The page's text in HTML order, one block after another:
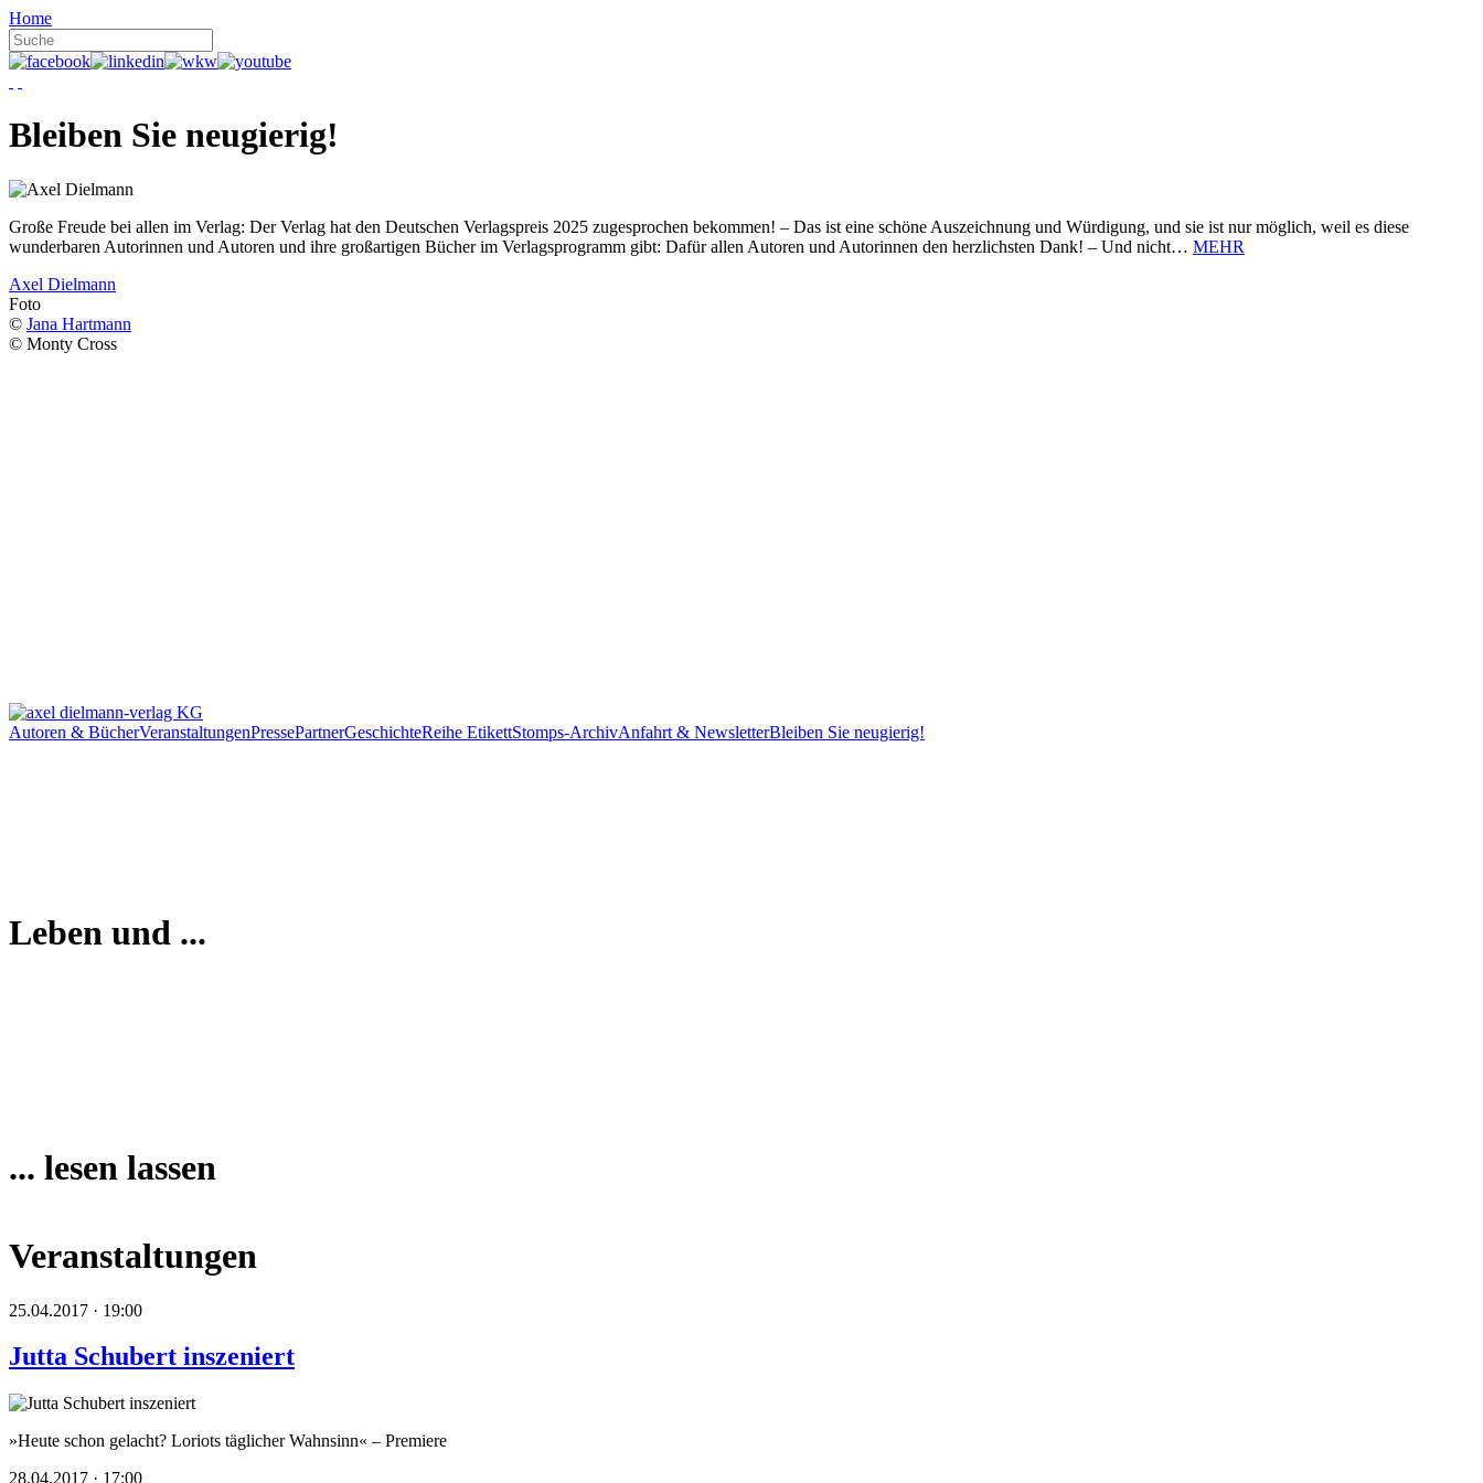
Home
Bleiben Sie neugierig!
Große Freude bei allen im Verlag: Der Verlag hat den Deutschen Verlagspreis 2025 zugesprochen bekommen! – Das ist eine schöne Auszeichnung und Würdigung, und sie ist nur möglich, weil es diese
wunderbaren Autorinnen und Autoren und ihre großartigen Bücher im Verlagsprogramm gibt: Dafür allen Autoren und Autorinnen den herzlichsten Dank! – Und nicht… MEHR
Axel Dielmann
Foto
© Jana Hartmann
© Monty Cross
Autoren & BücherVeranstaltungenPressePartnerGeschichteReihe EtikettStomps-ArchivAnfahrt & NewsletterBleiben Sie neugierig!
Leben und ...
... lesen lassen
Veranstaltungen
25.04.2017 · 19:00
Jutta Schubert inszeniert
»Heute schon gelacht? Loriots täglicher Wahnsinn« – Premiere
28.04.2017 · 17:00